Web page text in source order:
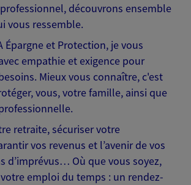
découvrons ensemble
vous ressemble.
Épargne et Protection, je vous
empathie et exigence pour
Mieux vous connaître, c'est
vous, votre famille, ainsi que
retraite, sécuriser votre
vos revenus et l’avenir de vos
d’imprévus… Où que vous soyez,
votre emploi du temps : un rendez-